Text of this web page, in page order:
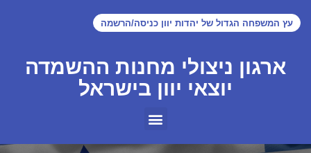
עץ המשפחה הגדול של יהדות יוון כניסה/הרשמה
ארגון ניצולי מחנות ההשמדה
יוצאי יוון בישראל